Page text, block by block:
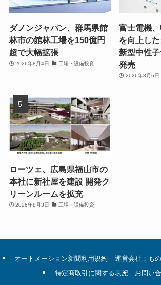
ダノンジャパン、群馬県館
林市の館林工場を150億円
超で大幅拡張
2026年8月4日 工場・設備投資
富士電機
を向上し
新型中性
発売
2026年8月6日
ローツェ、広島県福山市の
本社に新社屋を建設 開発ク
リーンルームを拡充
2026年8月3日 工場・設備投資
オートメーション新聞利用規約
運営会社：も
特定商取引に関する表記
お問い